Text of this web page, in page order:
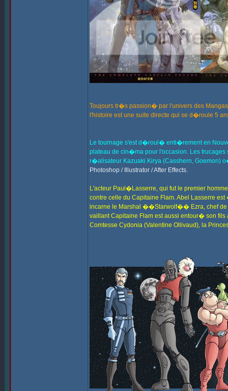
Toujours tr�s passion� par l'univers des
l'histoire est une suite directe qui se d�roule 5
Le tournage s'est d�roul� enti�rement en
plateau de cin�ma pour l'occasion. Les
r�alisateur Kazuaki Kirya (Casshern, Goemon)
Photoshop / Illustrator / After Effects.
L'acteur Paul�Lasserre, qui fut le premier
contre celle du Capitaine Flam. Abel Lasserre
incarne le Marshal ��Starwolf�� Ezra, chef de
vaillant Capitaine Flam est aussi entour� son
Comtesse Cydonia (Valentine Ollivaud), la